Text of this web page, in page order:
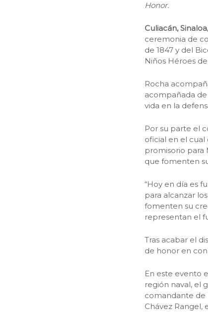
Honor.
Culiacán,
ceremonia de
de 1847 y del
Niños Héroes
Rocha
acompañada
vida en la
Por su parte el
oficial en el
promisorio para
que fomenten
“Hoy en día es
para alcanzar
fomenten su
representan el
Tras acabar el
de honor en
En este evento
región naval, el
comandante de
Chávez Rangel,